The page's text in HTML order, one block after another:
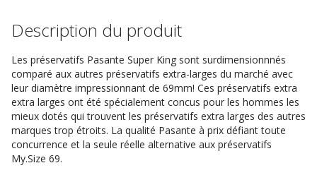
Description du produit
Les préservatifs Pasante Super King sont surdimensionnnés
comparé aux autres préservatifs extra-larges du marché avec
leur diamètre impressionnant de 69mm! Ces préservatifs extra
extra larges ont été spécialement concus pour les hommes les
mieux dotés qui trouvent les préservatifs extra larges des autres
marques trop étroits. La qualité Pasante à prix défiant toute
concurrence et la seule réelle alternative aux préservatifs
My.Size 69.